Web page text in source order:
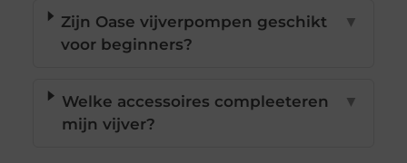
Zijn Oase vijverpompen geschikt
voor beginners?
▼
Welke accessoires compleeteren
mijn vijver?
▼